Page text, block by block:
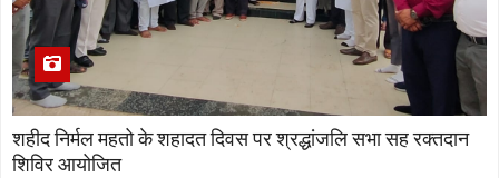
शहीद निर्मल महतो के शहादत दिवस पर श्रद्धांजलि सभा सह रक्तदान
शिविर आयोजित